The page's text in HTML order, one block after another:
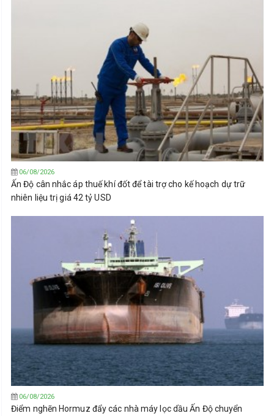
06/08/2026
Ấn Độ cân nhắc áp thuế khí đốt để tài trợ cho kế hoạch dự trữ
nhiên liệu trị giá 42 tỷ USD
06/08/2026
Điểm nghẽn Hormuz đẩy các nhà máy lọc dầu Ấn Độ chuyển